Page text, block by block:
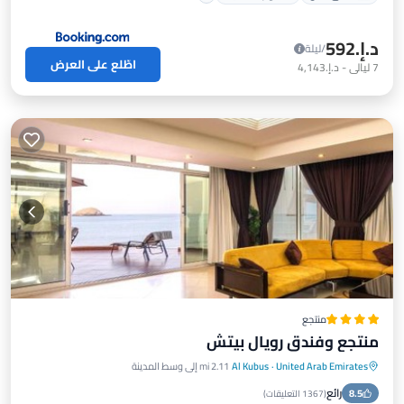
د.إ.‏592
/ليلة
7ليالي- د.إ.‏4,143 اطّلع على العرض
منتجع
منتجع وفندق رويال بيتش
United Arab Emirates
·
Al Kubus 2.11 mi إلى وسط المدينة
8.5 رائع(1367 التعليقات )
شاطئ خاص مواجه للمحيط
إفطار
موقف سيارات